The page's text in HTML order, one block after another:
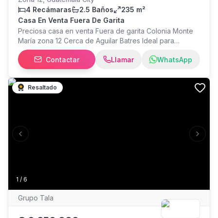
4 Recámaras
2.5 Baños
235 m²
Casa En Venta Fuera De Garita
Preciosa casa en venta Fuera de garita Colonia Monte
María zona 12 Cerca de Aguilar Batres Ideal para
vivienda o bien desarrolladores que desean construir
bodegas o apartamentos Cuenta con parqueo fuera y
dentro de la casa Amplio jardín 988 vrs
Contactar Llamar WhatsApp
1 / 6
Previous slide Next
Resaltado
Grupo Tala